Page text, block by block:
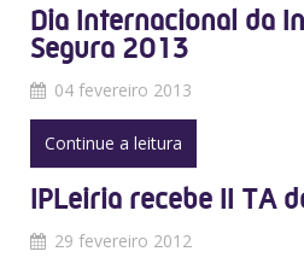
Dia Internacional da
Segura 2013
04 fevereiro 2013
Continue a leitura
IPLeiria recebe II TA
29 fevereiro 2012